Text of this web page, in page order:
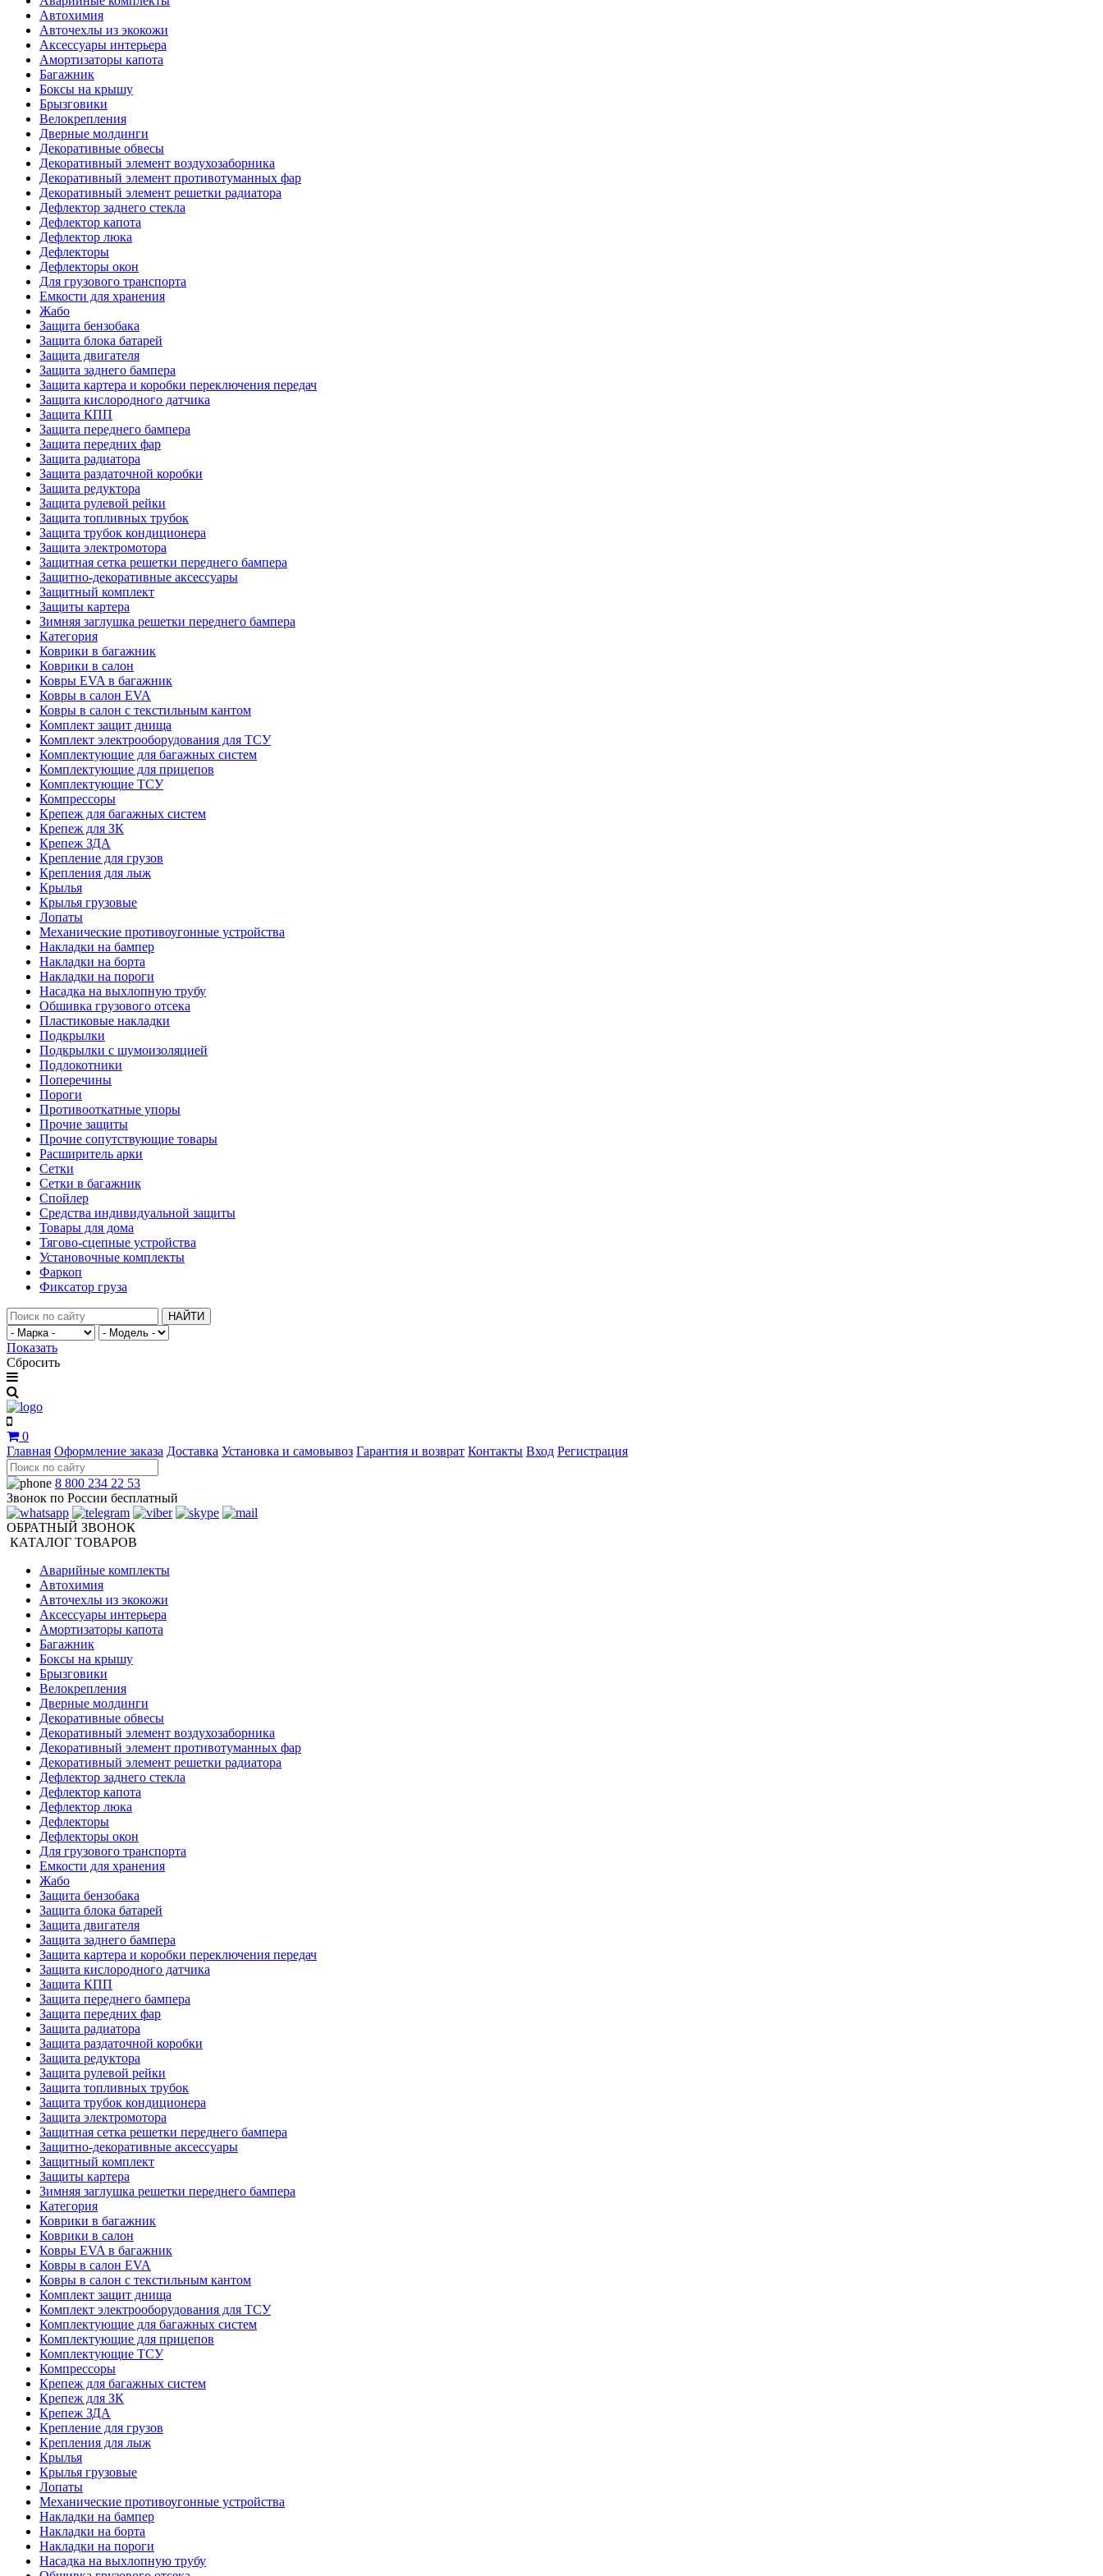
Автохимия
Авточехлы из экокожи
Аксессуары интерьера
Амортизаторы капота
Багажник
Боксы на крышу
Брызговики
Велокрепления
Дверные молдинги
Декоративные обвесы
Декоративный элемент воздухозаборника
Декоративный элемент противотуманных фар
Декоративный элемент решетки радиатора
Дефлектор заднего стекла
Дефлектор капота
Дефлектор люка
Дефлекторы
Дефлекторы окон
Для грузового транспорта
Емкости для хранения
Жабо
Защита бензобака
Защита блока батарей
Защита двигателя
Защита заднего бампера
Защита картера и коробки переключения передач
Защита кислородного датчика
Защита КПП
Защита переднего бампера
Защита передних фар
Защита радиатора
Защита раздаточной коробки
Защита редуктора
Защита рулевой рейки
Защита топливных трубок
Защита трубок кондиционера
Защита электромотора
Защитная сетка решетки переднего бампера
Защитно-декоративные аксессуары
Защитный комплект
Защиты картера
Зимняя заглушка решетки переднего бампера
Категория
Коврики в багажник
Коврики в салон
Ковры EVA в багажник
Ковры в салон EVA
Ковры в салон с текстильным кантом
Комплект защит днища
Комплект электрооборудования для ТСУ
Комплектующие для багажных систем
Комплектующие для прицепов
Комплектующие ТСУ
Компрессоры
Крепеж для багажных систем
Крепеж для ЗК
Крепеж ЗДА
Крепление для грузов
Крепления для лыж
Крылья
Крылья грузовые
Лопаты
Механические противоугонные устройства
Накладки на бампер
Накладки на борта
Накладки на пороги
Насадка на выхлопную трубу
Обшивка грузового отсека
Пластиковые накладки
Подкрылки
Подкрылки с шумоизоляцией
Подлокотники
Поперечины
Пороги
Противооткатные упоры
Прочие защиты
Прочие сопутствующие товары
Расширитель арки
Сетки
Сетки в багажник
Спойлер
Средства индивидуальной защиты
Товары для дома
Тягово-сцепные устройства
Установочные комплекты
Фаркоп
Фиксатор груза
НАЙТИ
Показать
Сбросить
0
Главная Оформление заказа Доставка Установка и самовывоз Гарантия и возврат Контакты Вход Регистрация
8 800 234 22 53
Звонок по России бесплатный
ОБРАТНЫЙ ЗВОНОК
КАТАЛОГ ТОВАРОВ
Аварийные комплекты
Автохимия
Авточехлы из экокожи
Аксессуары интерьера
Амортизаторы капота
Багажник
Боксы на крышу
Брызговики
Велокрепления
Дверные молдинги
Декоративные обвесы
Декоративный элемент воздухозаборника
Декоративный элемент противотуманных фар
Декоративный элемент решетки радиатора
Дефлектор заднего стекла
Дефлектор капота
Дефлектор люка
Дефлекторы
Дефлекторы окон
Для грузового транспорта
Емкости для хранения
Жабо
Защита бензобака
Защита блока батарей
Защита двигателя
Защита заднего бампера
Защита картера и коробки переключения передач
Защита кислородного датчика
Защита КПП
Защита переднего бампера
Защита передних фар
Защита радиатора
Защита раздаточной коробки
Защита редуктора
Защита рулевой рейки
Защита топливных трубок
Защита трубок кондиционера
Защита электромотора
Защитная сетка решетки переднего бампера
Защитно-декоративные аксессуары
Защитный комплект
Защиты картера
Зимняя заглушка решетки переднего бампера
Категория
Коврики в багажник
Коврики в салон
Ковры EVA в багажник
Ковры в салон EVA
Ковры в салон с текстильным кантом
Комплект защит днища
Комплект электрооборудования для ТСУ
Комплектующие для багажных систем
Комплектующие для прицепов
Комплектующие ТСУ
Компрессоры
Крепеж для багажных систем
Крепеж для ЗК
Крепеж ЗДА
Крепление для грузов
Крепления для лыж
Крылья
Крылья грузовые
Лопаты
Механические противоугонные устройства
Накладки на бампер
Накладки на борта
Накладки на пороги
Насадка на выхлопную трубу